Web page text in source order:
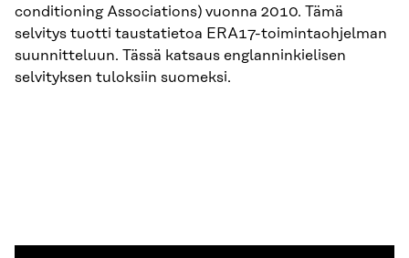
conditioning Associations) vuonna 2010. Tämä
selvitys tuotti taustatietoa ERA17-toimintaohjelman
suunnitteluun. Tässä katsaus englanninkielisen
selvityksen tuloksiin suomeksi.